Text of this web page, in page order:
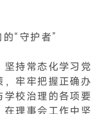
“守护者”
持常态化学习党
牢牢把握正确办
校治理的各项要
理事会工作中坚